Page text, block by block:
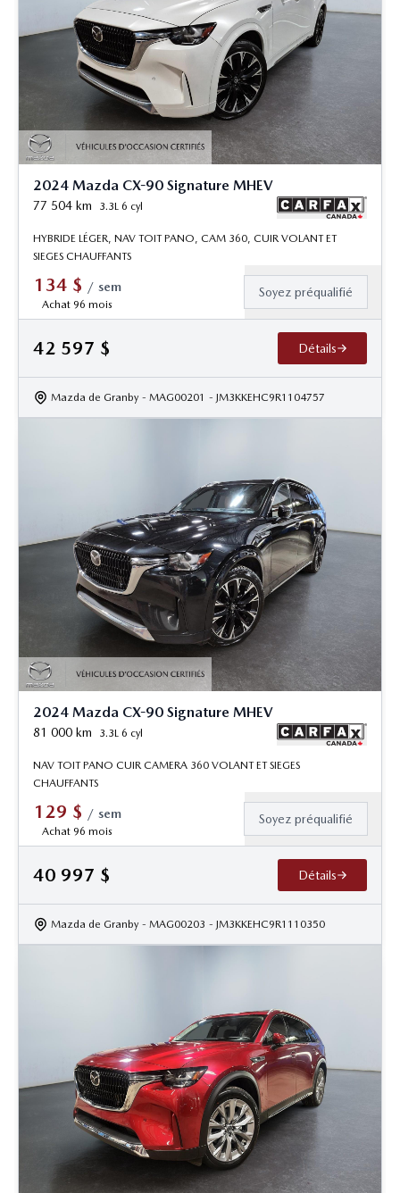
2024 Mazda CX-90 Signature MHEV
77 504 km 3.3L 6 cyl
HYBRIDE LÉGER, NAV TOIT PANO, CAM 360, CUIR VOLANT ET
SIEGES CHAUFFANTS
134 $ / sem
Achat 96 mois
Soyez préqualifié
42 597 $ Détails
Mazda de Granby - MAG00201 - JM3KKEHC9R1104757
2024 Mazda CX-90 Signature MHEV
81 000 km 3.3L 6 cyl
NAV TOIT PANO CUIR CAMERA 360 VOLANT ET SIEGES
CHAUFFANTS
129 $ / sem
Achat 96 mois
Soyez préqualifié
40 997 $ Détails
Mazda de Granby - MAG00203 - JM3KKEHC9R1110350